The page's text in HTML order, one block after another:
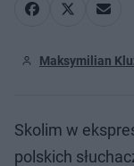
Maksymilian
Skolim w
polskich